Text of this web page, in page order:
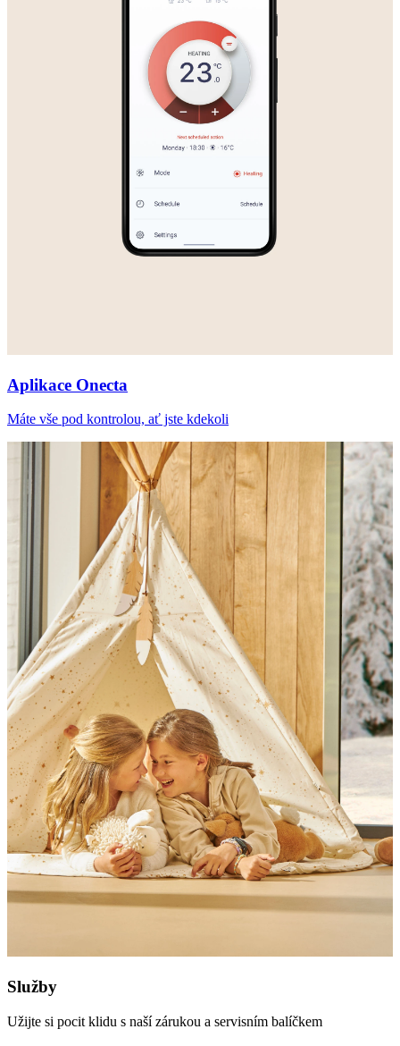
Aplikace Onecta
Máte vše pod kontrolou, ať jste kdekoli
Služby
Užijte si pocit klidu s naší zárukou a servisním balíčkem